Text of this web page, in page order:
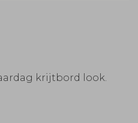
krijtbord look.